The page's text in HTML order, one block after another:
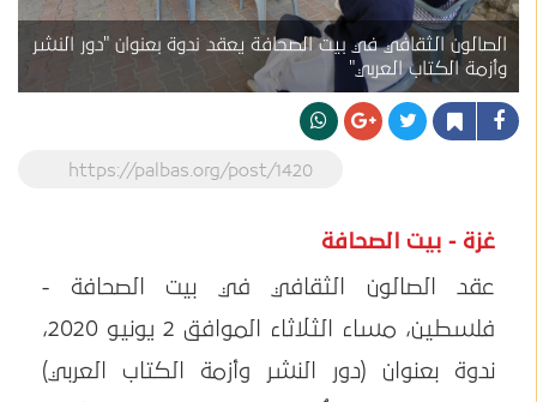
الصالون الثقافي في بيت الصحافة يعقد ندوة بعنوان "دور النشر
وأزمة الكتاب العربي"
https://palbas.org/post/1420
غزة - بيت الصحافة
عقد الصالون الثقافي في بيت الصحافة -
فلسطين، مساء الثلاثاء الموافق 2 يونيو 2020،
ندوة بعنوان (دور النشر وأزمة الكتاب العربي)